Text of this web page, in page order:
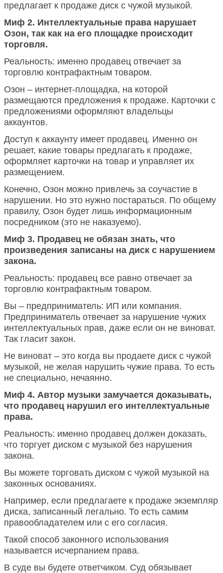
предлагает к продаже диск с чужой музыкой.
Миф 2. Интеллектуальные права нарушает
Озон, так как на его площадке происходит
торговля.
Реальность: именно продавец отвечает за
торговлю контрафактным товаром.
Озон – интернет-площадка, на которой
размещаются предложения к продаже. Карточки с
предложениями оформляют владельцы
аккаунтов.
Доступ к аккаунту имеет продавец. Именно он
решает, какие товары предлагать к продаже,
оформляет карточки на товар и управляет их
размещением.
Конечно, Озон можно привлечь за соучастие в
нарушении. Но это нужно постараться. По общему
правилу, Озон будет лишь информационным
посредником (это не наказуемо).
Миф 3. Продавец не обязан знать, что
произведения записаны на диск с нарушением
закона.
Реальность: продавец все равно отвечает за
торговлю контрафактным товаром.
Вы – предприниматель: ИП или компания.
Предприниматель отвечает за нарушение чужих
интеллектуальных прав, даже если он не виноват.
Так гласит закон.
Не виноват – это когда вы продаете диск с чужой
музыкой, не желая нарушить чужие права. То есть
не специально, нечаянно.
Миф 4. Автор музыки замучается доказывать,
что продавец нарушил его интеллектуальные
права.
Реальность: именно продавец должен доказать,
что торгует диском с музыкой без нарушения
закона.
Вы можете торговать диском с чужой музыкой на
законных основаниях.
Например, если предлагаете к продаже экземпляр
диска, записанный легально. То есть самим
правообладателем или с его согласия.
Такой способ законного использования
называется исчерпанием права.
В суде вы будете ответчиком. Суд обязывает